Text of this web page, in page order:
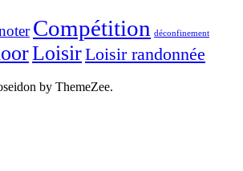
Compétition déconfinement
LoisirLoisir randonnée
by ThemeZee.